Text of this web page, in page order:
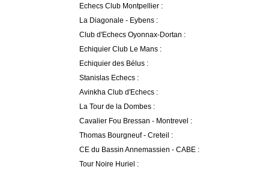
Echecs Club Montpellier :
La Diagonale - Eybens :
Club d'Echecs Oyonnax-Dortan :
Echiquier Club Le Mans :
Echiquier des Bélus :
Stanislas Echecs :
Avinkha Club d'Echecs :
La Tour de la Dombes :
Cavalier Fou Bressan - Montrevel :
Thomas Bourgneuf - Creteil :
CE du Bassin Annemassien - CABE :
Tour Noire Huriel :